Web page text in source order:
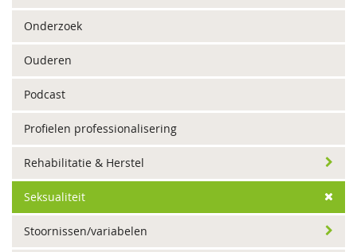
Onderzoek
Ouderen
Podcast
Profielen professionalisering
Rehabilitatie & Herstel
Seksualiteit
Stoornissen/variabelen